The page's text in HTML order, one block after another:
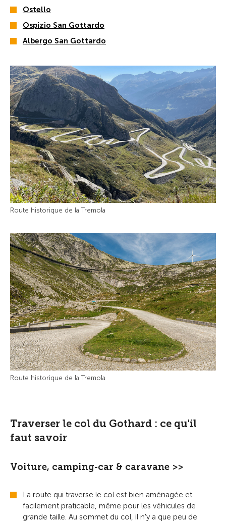
Ostello
Ospizio San Gottardo
Albergo San Gottardo
Route historique de la Tremola
Route historique de la Tremola
Traverser le col du Gothard : ce qu'il
faut savoir
Voiture, camping-car & caravane >>
La route qui traverse le col est bien aménagée et
facilement praticable, même pour les véhicules de
grande taille. Au sommet du col, il n'y a que peu de